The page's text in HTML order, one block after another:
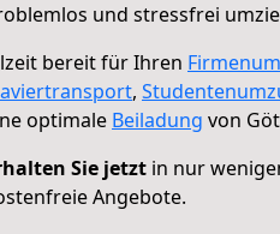
und stressfrei
bereit für Ihren
,
optimale Beiladung von
Sie jetzt in nur
Angebote.